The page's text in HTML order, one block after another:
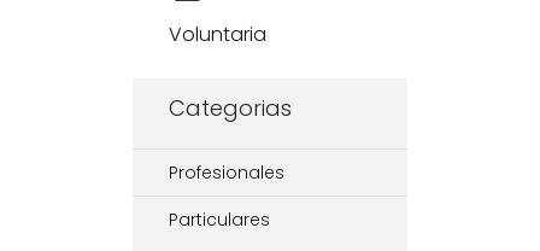
Voluntaria
Categorias
Profesionales
Particulares